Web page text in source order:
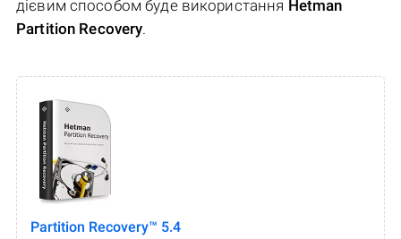
дієвим способом буде використання Hetman
Partition Recovery.
Partition Recovery™ 5.4